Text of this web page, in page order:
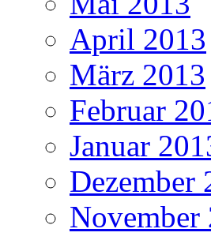
April 2013
März 2013
Februar
Januar
Dezember
November